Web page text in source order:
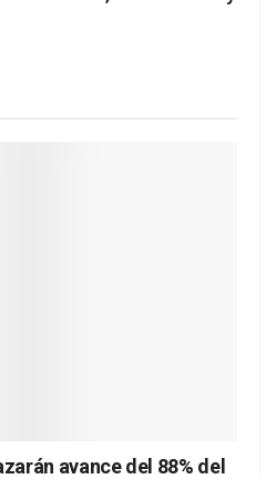
avance del 88% del